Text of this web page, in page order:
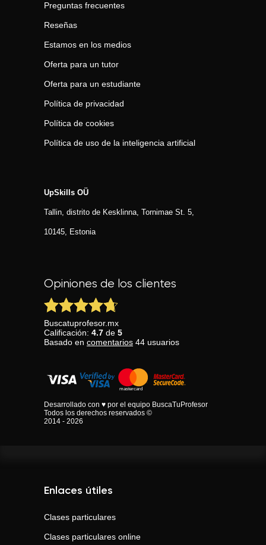
Preguntas frecuentes
Reseñas
Estamos en los medios
Oferta para un tutor
Oferta para un estudiante
Política de privacidad
Política de cookies
Política de uso de la inteligencia artificial
UpSkills OÜ
Tallin, distrito de Kesklinna, Tornimаe St. 5,
10145, Estonia
Opiniones de los clientes
Buscatuprofesor.mx
Calificación: 4.7 de 5
Basado en comentarios 44 usuarios
Desarrollado con ♥ por el equipo BuscaTuProfesor
Todos los derechos reservados ©
2014 - 2026
Enlaces útiles
Clases particulares
Clases particulares online